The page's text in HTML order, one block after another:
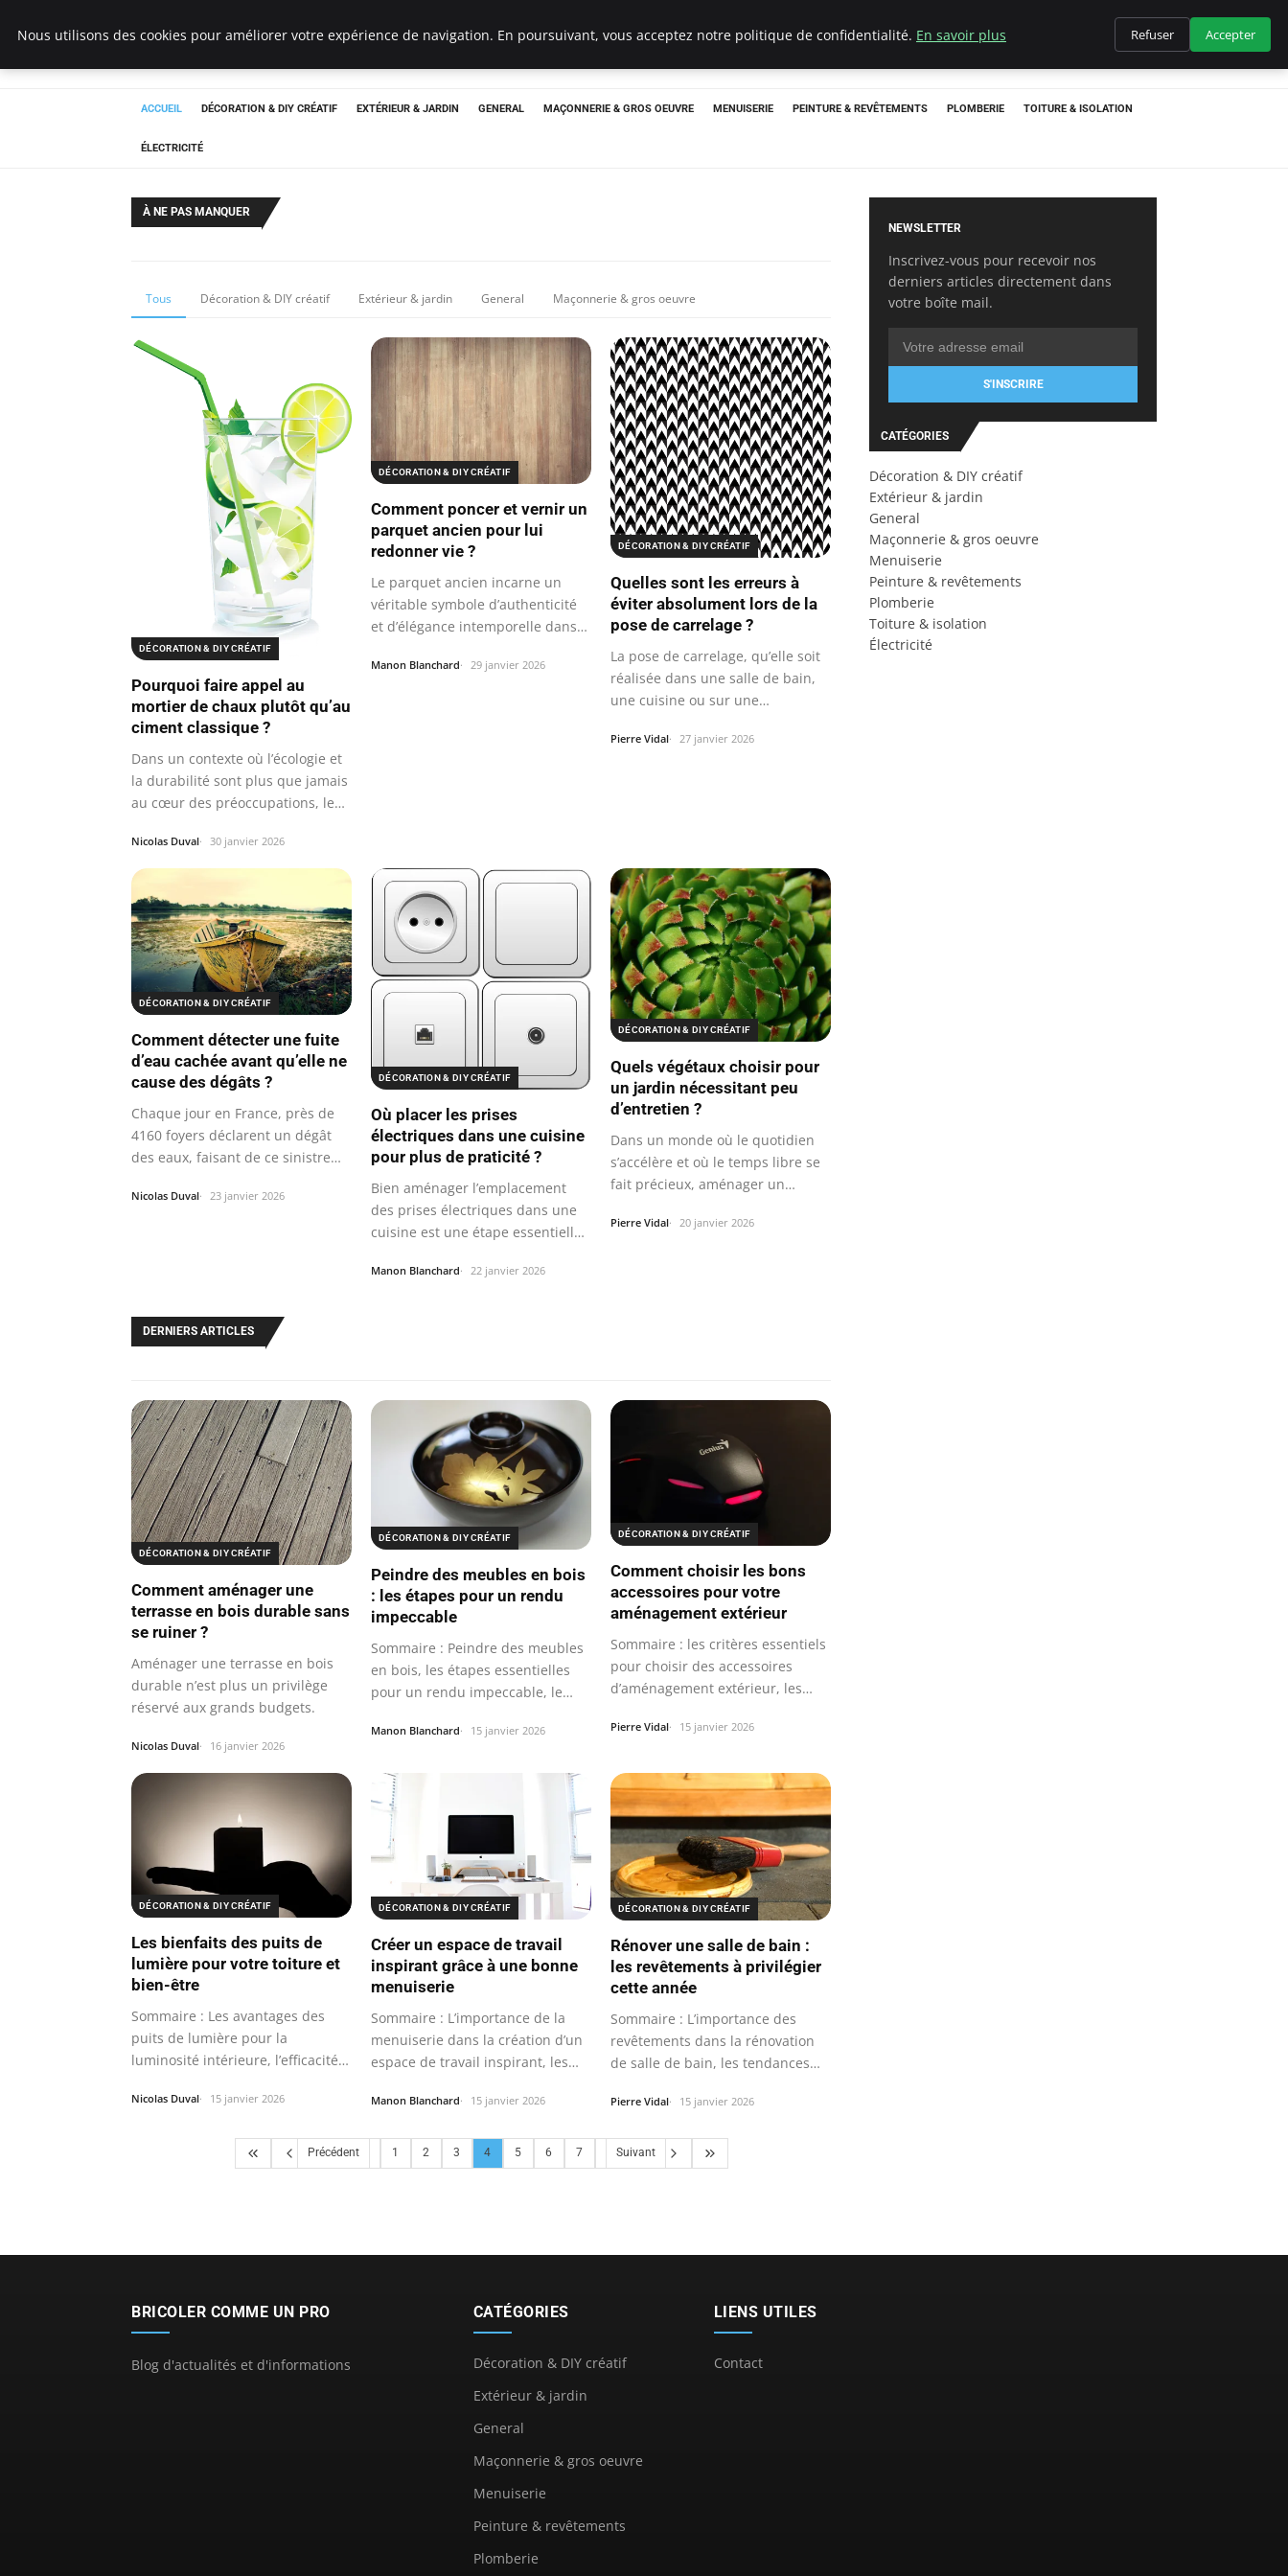
Bricoler Comme Un Pro
ACCUEIL DÉCORATION & DIY CRÉATIF EXTÉRIEUR & JARDIN GENERAL MAÇONNERIE & GROS OEUVRE MENUISERIE PEINTURE & REVÊTEMENTS PLOMBERIE TOITURE & ISOLATION
ÉLECTRICITÉ
À NE PAS MANQUER
Tous Décoration & DIY créatif Extérieur & jardin General Maçonnerie & gros oeuvre
DÉCORATION & DIY CRÉATIF
Pourquoi faire appel au
mortier de chaux plutôt qu’au
ciment classique ?
Dans un contexte où l’écologie et
la durabilité sont plus que jamais
au cœur des préoccupations, le…
Nicolas Duval 30 janvier 2026
DÉCORATION & DIY CRÉATIF
Comment poncer et vernir un
parquet ancien pour lui
redonner vie ?
Le parquet ancien incarne un
véritable symbole d’authenticité
et d’élégance intemporelle dans
Manon Blanchard 29 janvier 2026
DÉCORATION & DIY CRÉATIF
Quelles sont les erreurs à
éviter absolument lors de la
pose de carrelage ?
La pose de carrelage, qu’elle soit
réalisée dans une salle de bain,
une cuisine ou sur une…
Pierre Vidal 27 janvier 2026
DÉCORATION & DIY CRÉATIF
Comment détecter une fuite
d’eau cachée avant qu’elle ne
cause des dégâts ?
Chaque jour en France, près de
4160 foyers déclarent un dégât
des eaux, faisant de ce sinistre
Nicolas Duval 23 janvier 2026
DÉCORATION & DIY CRÉATIF
Où placer les prises
électriques dans une cuisine
pour plus de praticité ?
Bien aménager l’emplacement
des prises électriques dans une
cuisine est une étape essentielle
Manon Blanchard 22 janvier 2026
DÉCORATION & DIY CRÉATIF
Quels végétaux choisir pour
un jardin nécessitant peu
d’entretien ?
Dans un monde où le quotidien
s’accélère et où le temps libre se
fait précieux, aménager un
Pierre Vidal 20 janvier 2026
DERNIERS ARTICLES
DÉCORATION & DIY CRÉATIF
Comment aménager une
terrasse en bois durable sans
se ruiner ?
Aménager une terrasse en bois
durable n’est plus un privilège
réservé aux grands budgets.
Nicolas Duval 16 janvier 2026
DÉCORATION & DIY CRÉATIF
Peindre des meubles en bois
: les étapes pour un rendu
impeccable
Sommaire : Peindre des meubles
en bois, les étapes essentielles
pour un rendu impeccable, le
Manon Blanchard 15 janvier 2026
DÉCORATION & DIY CRÉATIF
Comment choisir les bons
accessoires pour votre
aménagement extérieur
Sommaire : les critères essentiels
pour choisir des accessoires
d’aménagement extérieur, les…
Pierre Vidal 15 janvier 2026
DÉCORATION & DIY CRÉATIF
Les bienfaits des puits de
lumière pour votre toiture et
bien-être
Sommaire : Les avantages des
puits de lumière pour la
luminosité intérieure, l’efficacité…
Nicolas Duval 15 janvier 2026
DÉCORATION & DIY CRÉATIF
Créer un espace de travail
inspirant grâce à une bonne
menuiserie
Sommaire : L’importance de la
menuiserie dans la création d’un
espace de travail inspirant, les…
Manon Blanchard 15 janvier 2026
DÉCORATION & DIY CRÉATIF
Rénover une salle de bain :
les revêtements à privilégier
cette année
Sommaire : L’importance des
revêtements dans la rénovation
de salle de bain, les tendances…
Pierre Vidal 15 janvier 2026
Précédent 1 2 3 4 5 6 7 Suivant
NEWSLETTER
Inscrivez-vous pour recevoir nos
derniers articles directement dans
votre boîte mail.
S'INSCRIRE
CATÉGORIES
Décoration & DIY créatif
Extérieur & jardin
General
Maçonnerie & gros oeuvre
Menuiserie
Peinture & revêtements
Plomberie
Toiture & isolation
Électricité
BRICOLER COMME UN PRO
Blog d'actualités et d'informations
CATÉGORIES
Décoration & DIY créatif
Extérieur & jardin
General
Maçonnerie & gros oeuvre
Menuiserie
Peinture & revêtements
Plomberie
LIENS UTILES
Contact
Nous utilisons des cookies pour améliorer votre expérience de navigation. En poursuivant, vous acceptez notre politique de confidentialité. En savoir plus Refuser Accepter